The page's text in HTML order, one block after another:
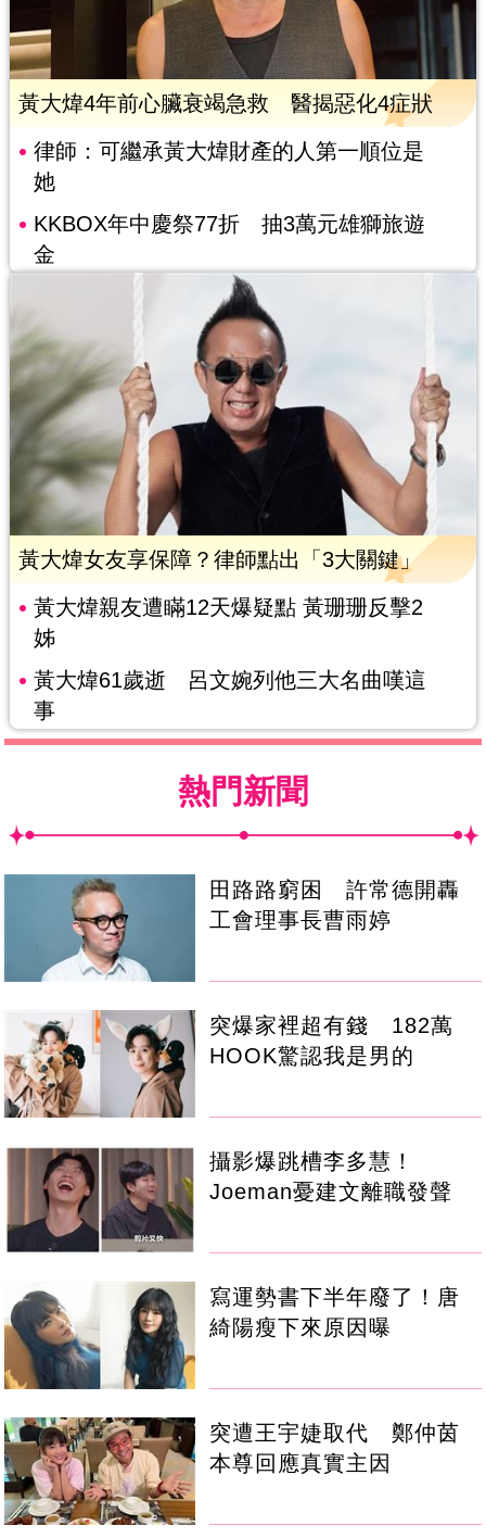
黃大煒4年前心臟衰竭急救 醫揭惡化4症狀
律師：可繼承黃大煒財產的人第一順位是
她
KKBOX年中慶祭77折 抽3萬元雄獅旅遊
金
黃大煒女友享保障？律師點出「3大關鍵」
黃大煒親友遭瞞12天爆疑點 黃珊珊反擊2
姊
黃大煒61歲逝 呂文婉列他三大名曲嘆這
事
熱門新聞
田路路窮困 許常德開轟
工會理事長曹雨婷
突爆家裡超有錢 182萬
HOOK驚認我是男的
攝影爆跳槽李多慧！
Joeman憂建文離職發聲
寫運勢書下半年廢了！唐
綺陽瘦下來原因曝
突遭王宇婕取代 鄭仲茵
本尊回應真實主因